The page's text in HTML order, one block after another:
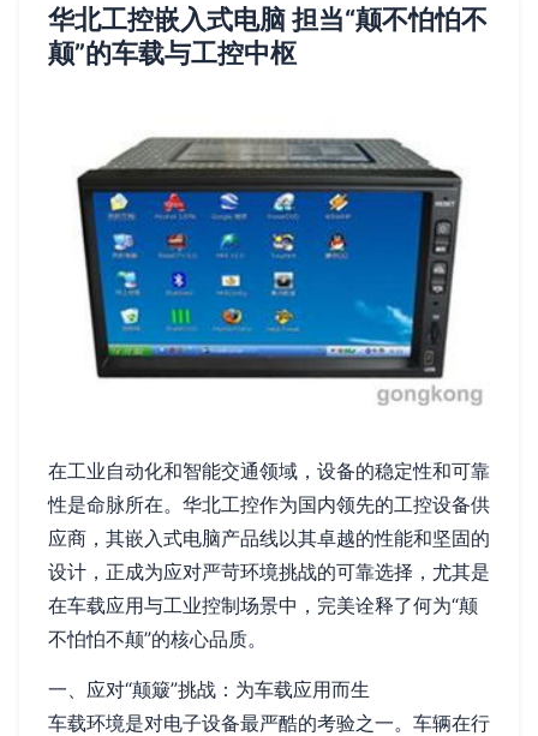
华北工控嵌入式电脑 担当“颠不怕怕不
颠”的车载与工控中枢
在工业自动化和智能交通领域，设备的稳定性和可靠
性是命脉所在。华北工控作为国内领先的工控设备供
应商，其嵌入式电脑产品线以其卓越的性能和坚固的
设计，正成为应对严苛环境挑战的可靠选择，尤其是
在车载应用与工业控制场景中，完美诠释了何为“颠
不怕怕不颠”的核心品质。
一、应对“颠簸”挑战：为车载应用而生
车载环境是对电子设备最严酷的考验之一。车辆在行